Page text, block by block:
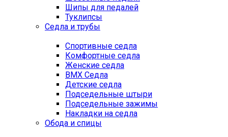
Шипы для педалей
Туклипсы
Седла и трубы
Спортивные седла
Комфортные седла
Женские седла
BMX Седла
Детские седла
Подседельные штыри
Подседельные зажимы
Накладки на седла
Обода и спицы